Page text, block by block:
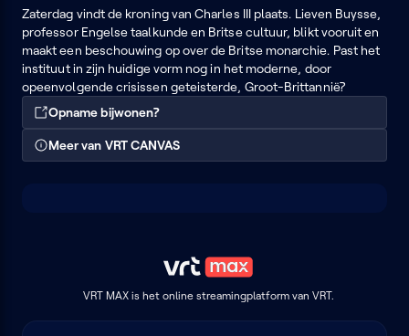
Zaterdag vindt de kroning van Charles III plaats. Lieven Buysse,
professor Engelse taalkunde en Britse cultuur, blikt vooruit en
maakt een beschouwing op over de Britse monarchie. Past het
instituut in zijn huidige vorm nog in het moderne, door
opeenvolgende crisissen geteisterde, Groot-Brittannië?
Opname bijwonen?
Meer van VRT CANVAS
VRT MAX is het online streamingplatform van VRT.